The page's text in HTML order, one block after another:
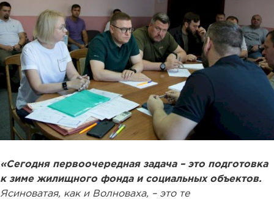
«Сегодня первоочередная задача – это подготовка
к зиме жилищного фонда и социальных объектов.
Ясиноватая, как и Волноваха, – это те